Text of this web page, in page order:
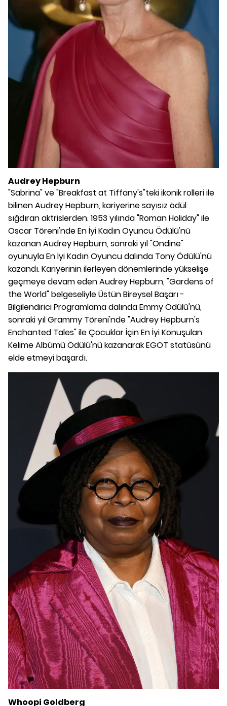
Audrey Hepburn
"Sabrina" ve "Breakfast at Tiffany's"teki ikonik rolleri ile
bilinen Audrey Hepburn, kariyerine sayısız ödül
sığdıran aktrislerden. 1953 yılında "Roman Holiday" ile
Oscar Töreni'nde En İyi Kadın Oyuncu Ödülü'nü
kazanan Audrey Hepburn, sonraki yıl "Ondine"
oyunuyla En İyi Kadın Oyuncu dalında Tony Ödülü'nü
kazandı. Kariyerinin ilerleyen dönemlerinde yükselişe
geçmeye devam eden Audrey Hepburn, "Gardens of
the World" belgeseliyle Üstün Bireysel Başarı -
Bilgilendirici Programlama dalında Emmy Ödülü'nü,
sonraki yıl Grammy Töreni'nde "Audrey Hepburn's
Enchanted Tales" ile Çocuklar İçin En İyi Konuşulan
Kelime Albümü Ödülü'nü kazanarak EGOT statüsünü
elde etmeyi başardı.
Whoopi Goldberg